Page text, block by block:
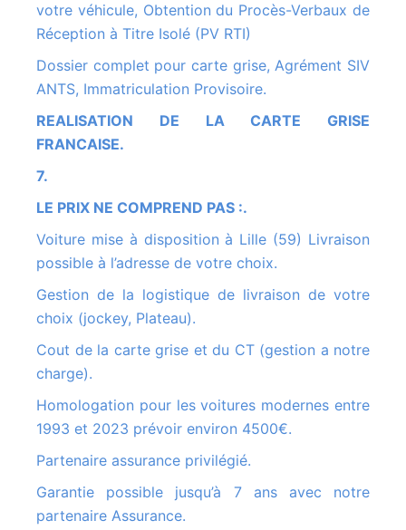
votre véhicule, Obtention du Procès-Verbaux de
Réception à Titre Isolé (PV RTI)
Dossier complet pour carte grise, Agrément SIV
ANTS, Immatriculation Provisoire.
REALISATION DE LA CARTE GRISE
FRANCAISE.
7.
LE PRIX NE COMPREND PAS :.
Voiture mise à disposition à Lille (59) Livraison
possible à l’adresse de votre choix.
Gestion de la logistique de livraison de votre
choix (jockey, Plateau).
Cout de la carte grise et du CT (gestion a notre
charge).
Homologation pour les voitures modernes entre
1993 et 2023 prévoir environ 4500€.
Partenaire assurance privilégié.
Garantie possible jusqu’à 7 ans avec notre
partenaire Assurance.